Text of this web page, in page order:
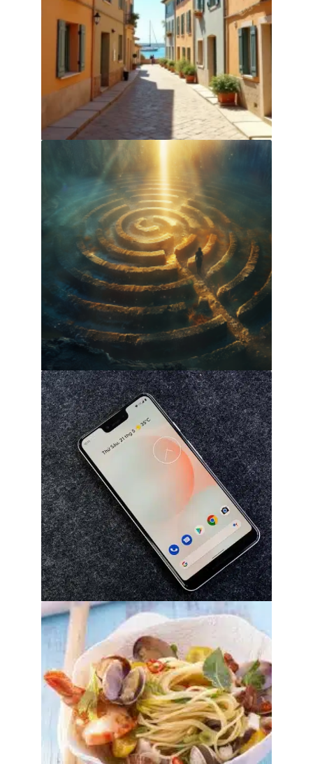
Visite guidée des décors : où est
tournée Demain nous appartient à Sète
31 juillet 2026
Comprendre le concept de Nopliv : une
exploration approfondie
31 juillet 2026
Désactiver adblock sur chrome et edge
sans compromettre votre vie privée
30 juillet 2026